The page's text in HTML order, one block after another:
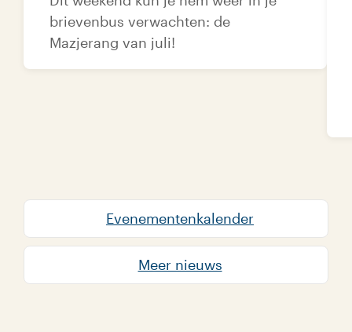
brievenbus verwachten: de
Mazjerang van juli!
Evenementenkalender
Meer nieuws